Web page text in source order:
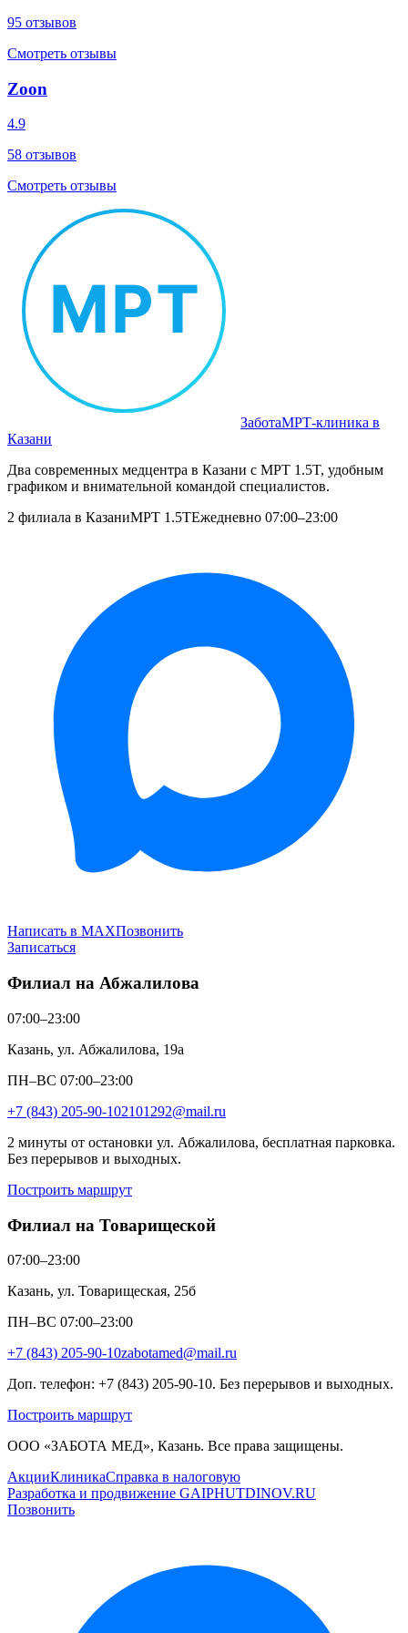
95 отзывов
Смотреть отзывы
Zoon
4.9
58 отзывов
Смотреть отзывы
ЗаботаМРТ‑клиника в
Казани
Два современных медцентра в Казани с МРТ 1.5T, удобным
графиком и внимательной командой специалистов.
2 филиала в КазаниМРТ 1.5TЕжедневно 07:00–23:00
Написать в MAXПозвонить
Записаться
Филиал на Абжалилова
07:00–23:00
Казань, ул. Абжалилова, 19а
ПН–ВС 07:00–23:00
+7 (843) 205-90-102101292@mail.ru
2 минуты от остановки ул. Абжалилова, бесплатная парковка.
Без перерывов и выходных.
Построить маршрут
Филиал на Товарищеской
07:00–23:00
Казань, ул. Товарищеская, 25б
ПН–ВС 07:00–23:00
+7 (843) 205-90-10zabotamed@mail.ru
Доп. телефон: +7 (843) 205-90-10. Без перерывов и выходных.
Построить маршрут
ООО «ЗАБОТА МЕД», Казань. Все права защищены.
АкцииКлиникаСправка в налоговую
Разработка и продвижение GAIPHUTDINOV.RU
Позвонить